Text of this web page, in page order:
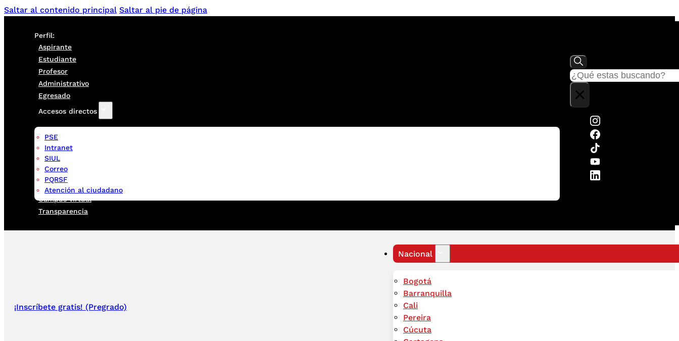
Saltar al contenido principal Saltar al pie de página
Perfil:
Aspirante
Estudiante
Profesor
Administrativo
Egresado
Accesos directos
PSE
Intranet
SIUL
Correo
PQRSF
Atención al ciudadano
Campus virtual
Transparencia
Buscar
×
¡Inscríbete gratis! (Pregrado)
Nacional
Bogotá
Barranquilla
Cali
Pereira
Cúcuta